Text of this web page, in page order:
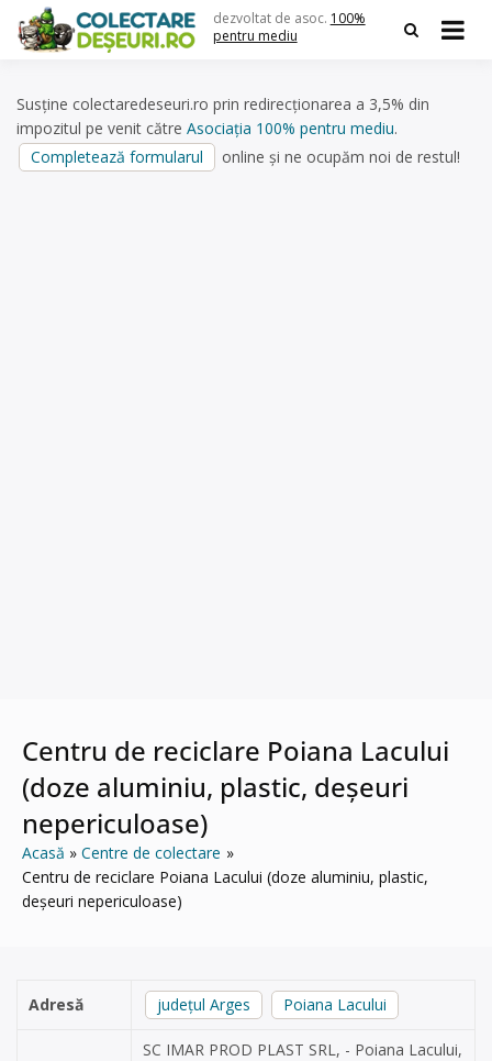
content
dezvoltat de asoc. 100%
pentru mediu
Susține colectaredeseuri.ro prin redirecționarea a 3,5% din
impozitul pe venit către Asociația 100% pentru mediu.
Completează formularul
online și ne ocupăm noi de restul!
Centru de reciclare Poiana Lacului
(doze aluminiu, plastic, deșeuri
nepericuloase)
Acasă
Centre de colectare
Centru de reciclare Poiana Lacului (doze aluminiu, plastic,
deșeuri nepericuloase)
Adresă județul Arges Poiana Lacului
SC IMAR PROD PLAST SRL, - Poiana Lacului,